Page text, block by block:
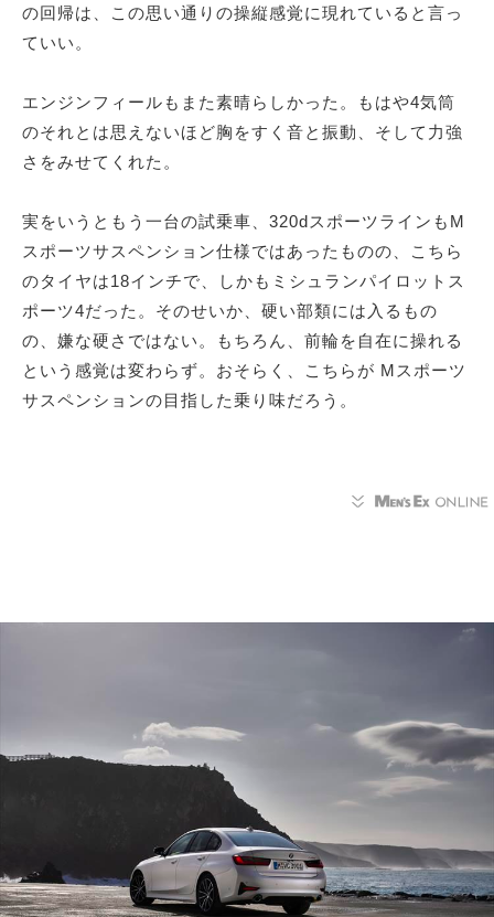
の回帰は、この思い通りの操縦感覚に現れていると言っ
ていい。
エンジンフィールもまた素晴らしかった。もはや4気筒
のそれとは思えないほど胸をすく音と振動、そして力強
さをみせてくれた。
実をいうともう一台の試乗車、320dスポーツラインもM
スポーツサスペンション仕様ではあったものの、こちら
のタイヤは18インチで、しかもミシュランパイロットス
ポーツ4だった。そのせいか、硬い部類には入るもの
の、嫌な硬さではない。もちろん、前輪を自在に操れる
という感覚は変わらず。おそらく、こちらが Mスポーツ
サスペンションの目指した乗り味だろう。